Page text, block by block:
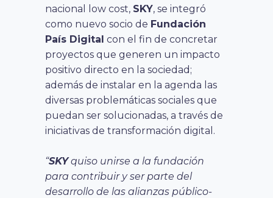
nacional low cost, SKY, se integró
como nuevo socio de Fundación
País Digital con el fin de concretar
proyectos que generen un impacto
positivo directo en la sociedad;
además de instalar en la agenda las
diversas problemáticas sociales que
puedan ser solucionadas, a través de
iniciativas de transformación digital.
“SKYquiso unirse a la fundación
para contribuir y ser parte del
desarrollo de las alianzas público-